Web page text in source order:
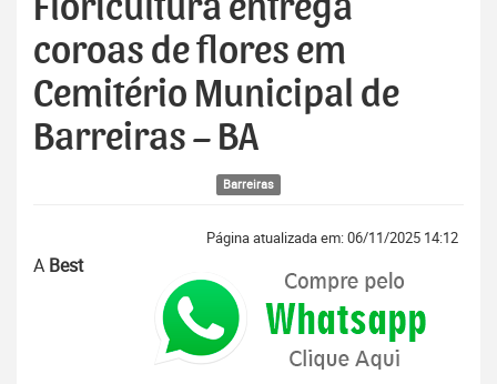
Floricultura entrega
coroas de flores em
Cemitério Municipal de
Barreiras – BA
Barreiras
Página atualizada em: 06/11/2025 14:12
A Best